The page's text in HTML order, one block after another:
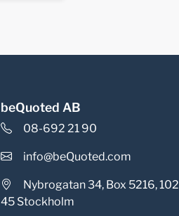
beQuoted AB
08-692 21 90
info@beQuoted.com
Nybrogatan 34, Box 5216, 102
45 Stockholm